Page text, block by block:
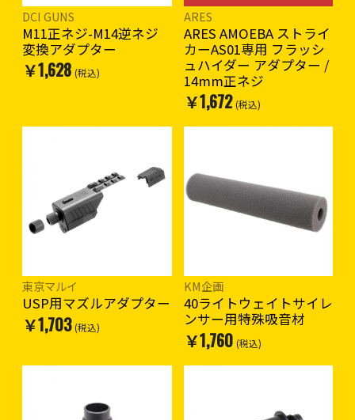
DCI GUNS
M11正ネジ-M14逆ネジ
変換アダプター
￥1,628 (税込)
ARES
ARES AMOEBA ストライ
カーAS01専用 フラッシ
ュハイダー アダプター /
14mm正ネジ
￥1,672 (税込)
東京マルイ
USP用マズルアダプター
￥1,703 (税込)
KM企画
40ライトウェイトサイレ
ンサー用特殊吸音材
￥1,760 (税込)